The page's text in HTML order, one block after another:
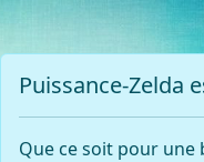
Puissance-Zelda
Que ce soit pour une